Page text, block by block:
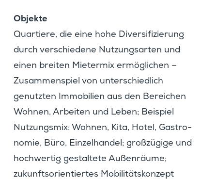
Objekte
Quartiere, die eine hohe Diver­si­fi­zie­rung
durch verschie­dene Nutzungs­arten und
einen breiten Mietermix ermög­li­chen –
Zusam­men­spiel von unter­schied­lich
genutzten Immobi­lien aus den Berei­chen
Wohnen, Arbeiten und Leben; Beispiel
Nutzungsmix: Wohnen, Kita, Hotel, Gastro­
nomie, Büro, Einzel­handel; großzü­gige und
hochwertig gestal­tete Außen­räume;
zukunfts­ori­en­tiertes Mobilitätskonzept